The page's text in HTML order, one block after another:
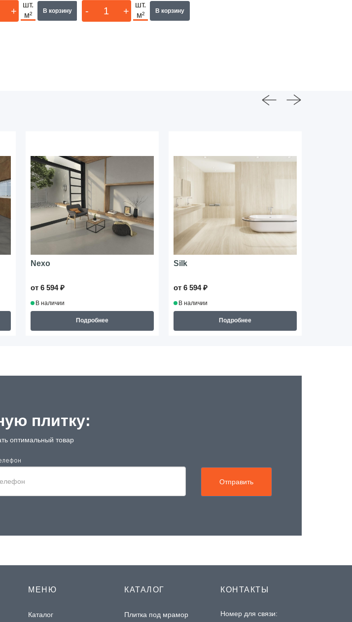
+
шт.
м²
В корзину - +
шт.
м²
В корзину
Nexo
от 6 594 ₽
В наличии
Подробнее
Silk
от 6 594 ₽
В наличии
Подробнее
плитку:
оптимальный товар
Отправить
МЕНЮ
Каталог
КАТАЛОГ
Плитка под мрамор
КОНТАКТЫ
Номер для связи: